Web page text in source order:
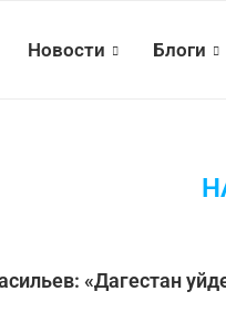
Новости Блоги
«Дагестан